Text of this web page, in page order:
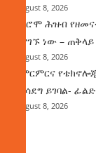
August 8, 2026
የኦሮሞ ሕዝብ
እያገኙ ነው –
August 8, 2026
የምርምርና
ማሳደግ ይገባል-
August 8, 2026